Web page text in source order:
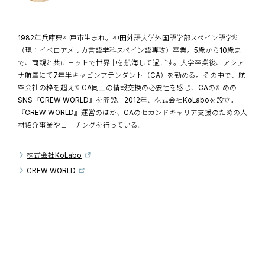
1982年兵庫県神戸市生まれ。神田外語大学外国語学部スペイン語学科
（現：イベロアメリカ言語学科スペイン語専攻）卒業。5歳から10歳ま
で、両親と共にヨットで世界中を航海して過ごす。大学卒業後、アシア
ナ航空にて7年半キャビンアテンダント（CA）を勤める。その中で、航
空会社の枠を超えたCA同士の情報交換の必要性を感じ、CAのための
SNS『CREW WORLD』を開設。2012年、株式会社KoLaboを設立。
『CREW WORLD』運営のほか、CAのセカンドキャリア支援のための人
材紹介事業やコーチングを行っている。
株式会社KoLabo
CREW WORLD